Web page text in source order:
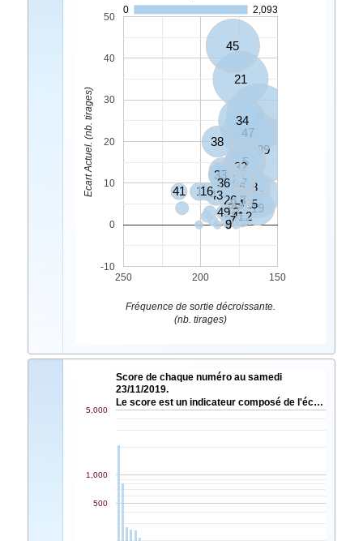
0
2,093
39
21
45
47
34
42
5
48
32
19
11
38
17
25
46
2
3
20
40
24
33
36
18
14
26
43
116
35
1012
41
631
44
49
7
4
9
250 200 150
-10
0
10
20
30
40
50
Fréquence de sortie décroissante.
(nb. tirages)
Ecart Actuel. (nb. tirages)
Score de chaque numéro au samedi
23/11/2019.
Le score est un indicateur composé de l'éc…
500
1,000
5,000